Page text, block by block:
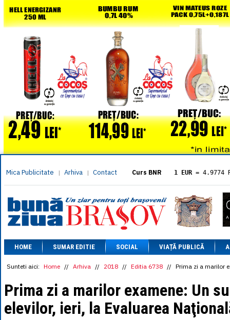
Mica Publicitate | Arhiva | Contact Curs BNR 1 EUR = 4.9774
= 5.8304
1 XAU= 464.4611
1 AED= 1.1933
1 AUD= 2.7957
1 BGN= 2.5449
1 CAD= 3.1559
1 CHF= 5.2813
1 CNY = 0.6015
= 0.6668
1 EGP = 0.0860
1 HUF = 1.2223
1 INR = 0.0513
HOME SUMAR EDITIE SOCIAL VIAȚĂ PUBLICĂ
Sunteti aici: Home // Arhiva // 2018 // Editia 6738 // Prima zi a marilor
Prima zi a marilor examene: Un
elevilor, ieri, la Evaluarea